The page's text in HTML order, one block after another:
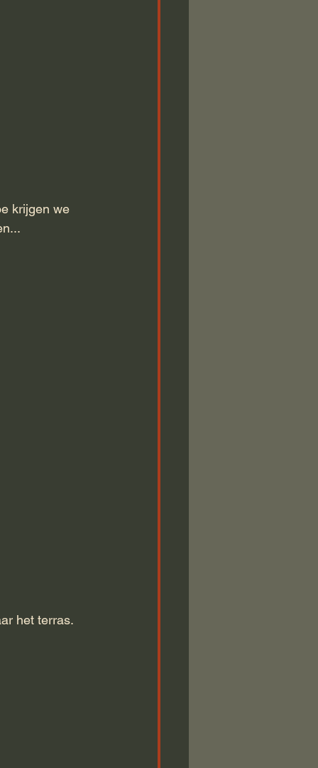
krijgen we
het terras.